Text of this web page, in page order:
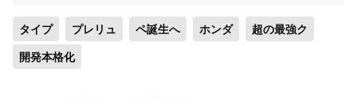
タイプ プレリュ ペ誕生へ ホンダ 超の最強ク
開発本格化